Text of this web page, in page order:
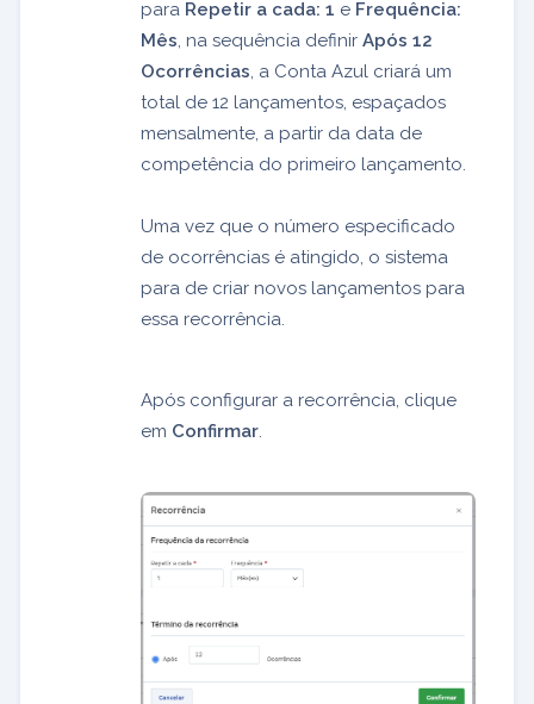
para Repetir a cada: 1 e Frequência:
Mês, na sequência definir Após 12
Ocorrências, a Conta Azul criará um
total de 12 lançamentos, espaçados
mensalmente, a partir da data de
competência do primeiro lançamento.
Uma vez que o número especificado
de ocorrências é atingido, o sistema
para de criar novos lançamentos para
essa recorrência.
Após configurar a recorrência, clique
em Confirmar.